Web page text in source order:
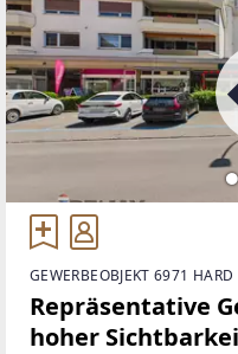
GEWERBEOBJEKT 6971 HARD
Repräsentative
hoher